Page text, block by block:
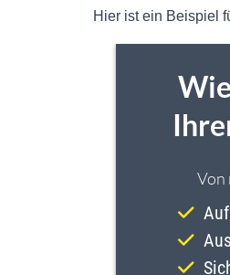
Hier ist ein Beispiel